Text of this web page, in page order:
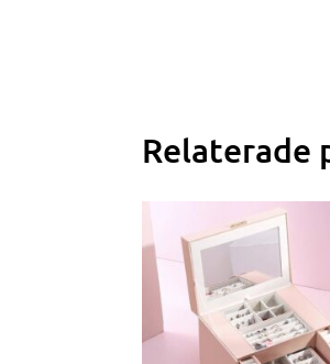
Relaterade